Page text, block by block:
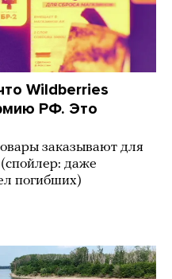
Wildberries
РФ. Это
заказывают для
даже
погибших)